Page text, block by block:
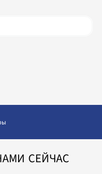
СЕЙЧАС